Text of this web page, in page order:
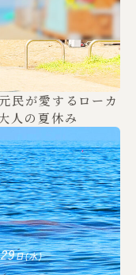
民が愛するローカ
人の夏休み